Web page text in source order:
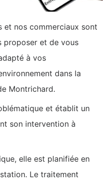
et nos commerciaux sont
proposer et de vous
à vos
dans la
Montrichard.
et établit un
son intervention à
elle est planifiée en
Le traitement